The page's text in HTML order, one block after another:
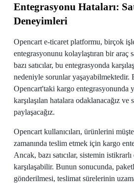
Entegrasyonu Hataları:
Deneyimleri
Opencart e-ticaret platformu, birçok
entegrasyonunu kolaylaştıran bir araç
bazı satıcılar, bu entegrasyonda
nedeniyle sorunlar yaşayabilmektedir.
Opencart'taki kargo entegrasyonunda
karşılaşılan hatalara odaklanacağız ve
paylaşacağız.
Opencart kullanıcıları, ürünlerini
zamanında teslim etmek için kargo
Ancak, bazı satıcılar, sistemin istikrarlı
karşılaşabilir. Bunun sonucunda,
gönderilmesi, teslimat sürelerinin